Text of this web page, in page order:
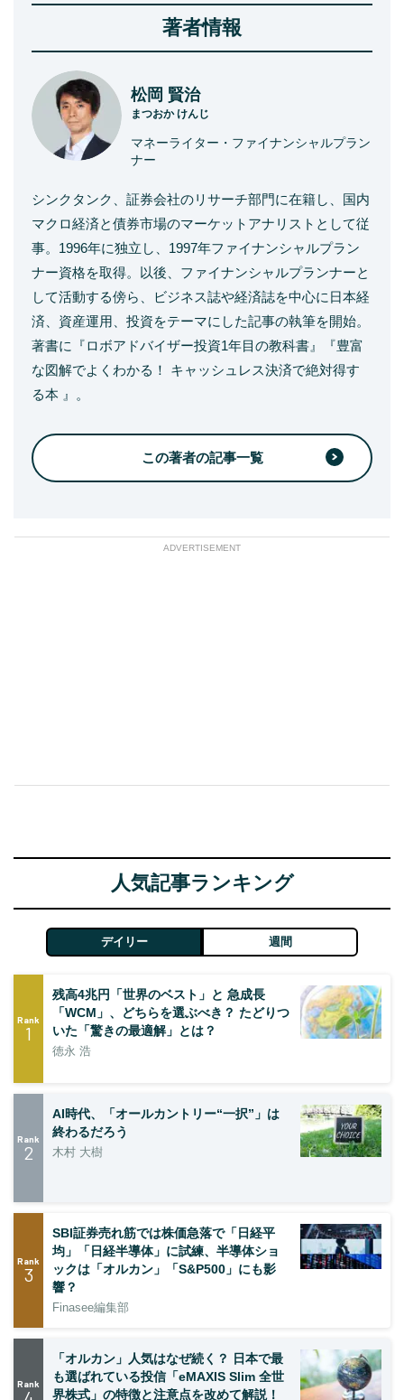
著者情報
松岡 賢治
まつおか けんじ
マネーライター・ファイナンシャルプラン
ナー
シンクタンク、証券会社のリサーチ部門に在籍し、国内
マクロ経済と債券市場のマーケットアナリストとして従
事。1996年に独立し、1997年ファイナンシャルプラン
ナー資格を取得。以後、ファイナンシャルプランナーと
して活動する傍ら、ビジネス誌や経済誌を中心に日本経
済、資産運用、投資をテーマにした記事の執筆を開始。
著書に『ロボアドバイザー投資1年目の教科書』『豊富
な図解でよくわかる！ キャッシュレス決済で絶対得す
る本 』。
この著者の記事一覧
ADVERTISEMENT
人気記事ランキング
デイリー 週間
Rank
1
残高4兆円「世界のベスト」と 急成長
「WCM」、どちらを選ぶべき？ たどりつ
いた「驚きの最適解」とは？
徳永 浩
Rank
2
AI時代、「オールカントリー“一択”」は
終わるだろう
木村 大樹
Rank
3
SBI証券売れ筋では株価急落で「日経平
均」「日経半導体」に試練、半導体ショ
ックは「オルカン」「S&P500」にも影
響？
Finasee編集部
Rank
「オルカン」人気はなぜ続く？ 日本で最
も選ばれている投信「eMAXIS Slim 全世
界株式」の特徴と注意点を改めて解説！